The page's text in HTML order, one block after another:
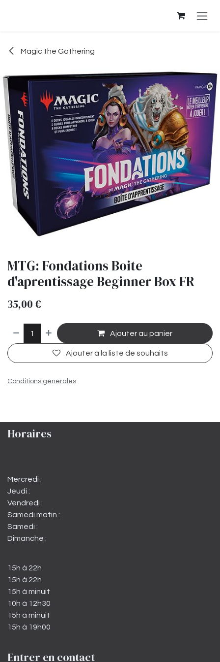
Magic the Gathering
MTG: Fondations Boite
d'aprentissage Beginner Box FR
35,00 €
Ajouter au panier
Ajouter à la liste de souhaits
Conditions générales
Horaires
Mercredi :
Jeudi :
Vendredi :
Samedi matin :
Samedi :
Dimanche :
15h à 22h
15h à 22h
15h à minuit
10h à 12h30
15h à minuit
15h à 19h00
Entrer en contact